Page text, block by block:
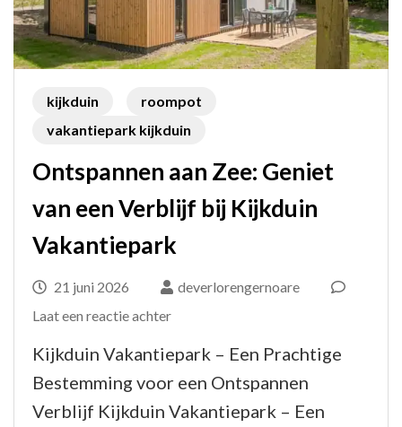
kijkduin
roompot
vakantiepark kijkduin
Ontspannen aan Zee: Geniet
van een Verblijf bij Kijkduin
Vakantiepark
21 juni 2026
deverlorengernoare
Laat een reactie achterop
Kijkduin Vakantiepark – Een Prachtige
Bestemming voor een Ontspannen
Verblijf Kijkduin Vakantiepark – Een